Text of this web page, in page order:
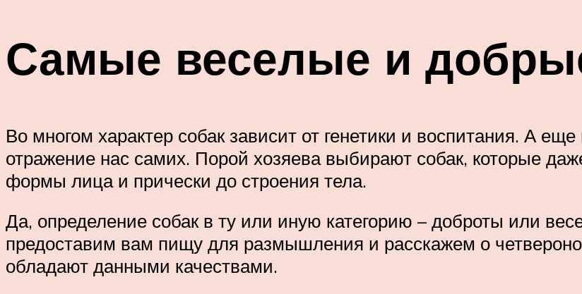
Самые веселые и
Во многом характер собак зависит от генетики и воспитания. А
отражение нас самих. Порой хозяева выбирают собак, которые
формы лица и прически до строения тела.
Да, определение собак в ту или иную категорию – доброты или
предоставим вам пищу для размышления и расскажем о
обладают данными качествами.